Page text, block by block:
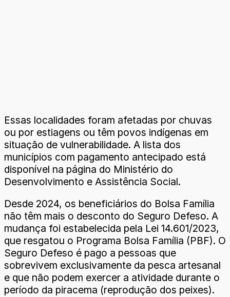
Essas localidades foram afetadas por chuvas
ou por estiagens ou têm povos indígenas em
situação de vulnerabilidade. A lista dos
municípios com pagamento antecipado está
disponível na página do Ministério do
Desenvolvimento e Assistência Social.
Desde 2024, os beneficiários do Bolsa Família
não têm mais o desconto do Seguro Defeso. A
mudança foi estabelecida pela Lei 14.601/2023,
que resgatou o Programa Bolsa Família (PBF). O
Seguro Defeso é pago a pessoas que
sobrevivem exclusivamente da pesca artesanal
e que não podem exercer a atividade durante o
período da piracema (reprodução dos peixes).